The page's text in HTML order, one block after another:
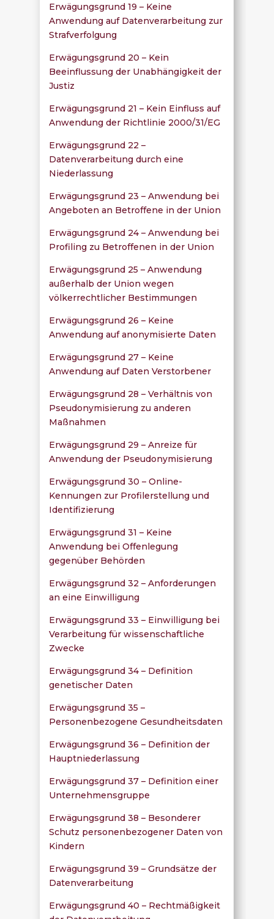
Erwägungsgrund 19 – Keine
Anwendung auf Datenverarbeitung zur
Strafverfolgung
Erwägungsgrund 20 – Kein
Beeinflussung der Unabhängigkeit der
Justiz
Erwägungsgrund 21 – Kein Einfluss auf
Anwendung der Richtlinie 2000/31/EG
Erwägungsgrund 22 –
Datenverarbeitung durch eine
Niederlassung
Erwägungsgrund 23 – Anwendung bei
Angeboten an Betroffene in der Union
Erwägungsgrund 24 – Anwendung bei
Profiling zu Betroffenen in der Union
Erwägungsgrund 25 – Anwendung
außerhalb der Union wegen
völkerrechtlicher Bestimmungen
Erwägungsgrund 26 – Keine
Anwendung auf anonymisierte Daten
Erwägungsgrund 27 – Keine
Anwendung auf Daten Verstorbener
Erwägungsgrund 28 – Verhältnis von
Pseudonymisierung zu anderen
Maßnahmen
Erwägungsgrund 29 – Anreize für
Anwendung der Pseudonymisierung
Erwägungsgrund 30 – Online-
Kennungen zur Profilerstellung und
Identifizierung
Erwägungsgrund 31 – Keine
Anwendung bei Offenlegung
gegenüber Behörden
Erwägungsgrund 32 – Anforderungen
an eine Einwilligung
Erwägungsgrund 33 – Einwilligung bei
Verarbeitung für wissenschaftliche
Zwecke
Erwägungsgrund 34 – Definition
genetischer Daten
Erwägungsgrund 35 –
Personenbezogene Gesundheitsdaten
Erwägungsgrund 36 – Definition der
Hauptniederlassung
Erwägungsgrund 37 – Definition einer
Unternehmensgruppe
Erwägungsgrund 38 – Besonderer
Schutz personenbezogener Daten von
Kindern
Erwägungsgrund 39 – Grundsätze der
Datenverarbeitung
Erwägungsgrund 40 – Rechtmäßigkeit